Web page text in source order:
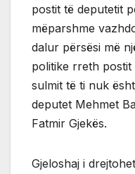
postit të deputetit
mëparshme
dalur përsësi më
politike rreth
sulmit të ti nuk
deputet Mehmet
Fatmir Gjekës.
Gjeloshaj i